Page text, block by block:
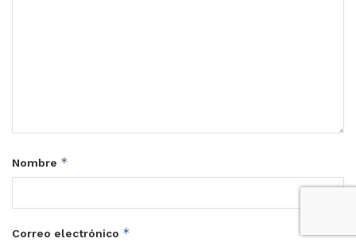
Nombre *
Correo electrónico *